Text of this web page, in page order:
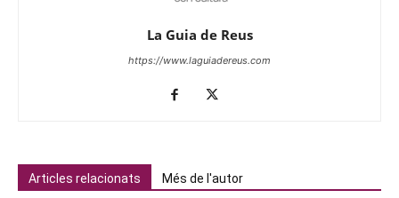
La Guia de Reus
https://www.laguiadereus.com
Articles relacionats Més de l'autor